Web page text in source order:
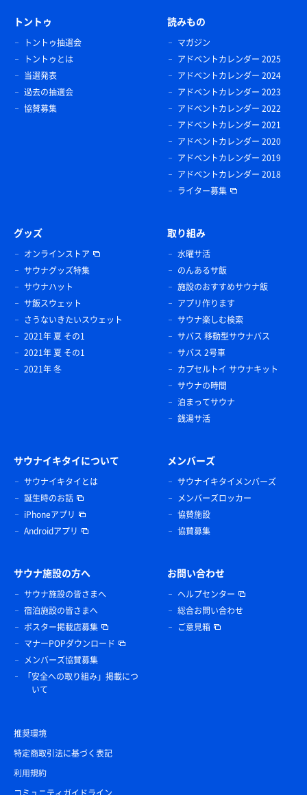
トントゥ
トントゥ抽選会
トントゥとは
当選発表
過去の抽選会
協賛募集
読みもの
マガジン
アドベントカレンダー 2025
アドベントカレンダー 2024
アドベントカレンダー 2023
アドベントカレンダー 2022
アドベントカレンダー 2021
アドベントカレンダー 2020
アドベントカレンダー 2019
アドベントカレンダー 2018
ライター募集
グッズ
オンラインストア
サウナグッズ特集
サウナハット
サ飯スウェット
さうないきたいスウェット
2021年 夏 その1
2021年 夏 その1
2021年 冬
取り組み
水曜サ活
のんあるサ飯
施設のおすすめサウナ飯
アプリ作ります
サウナ楽しむ検索
サバス 移動型サウナバス
サバス 2号車
カプセルトイ サウナキット
サウナの時間
泊まってサウナ
銭湯サ活
サウナイキタイについて
サウナイキタイとは
誕生時のお話
iPhoneアプリ
Androidアプリ
メンバーズ
サウナイキタイメンバーズ
メンバーズロッカー
協賛施設
協賛募集
サウナ施設の方へ
サウナ施設の皆さまへ
宿泊施設の皆さまへ
ポスター掲載店募集
マナーPOPダウンロード
メンバーズ協賛募集
「安全への取り組み」掲載につ
いて
お問い合わせ
ヘルプセンター
総合お問い合わせ
ご意見箱
推奨環境
特定商取引法に基づく表記
利用規約